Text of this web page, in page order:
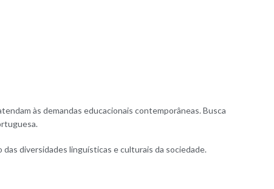
às demandas educacionais contemporâneas. Busca
das diversidades linguísticas e culturais da sociedade.